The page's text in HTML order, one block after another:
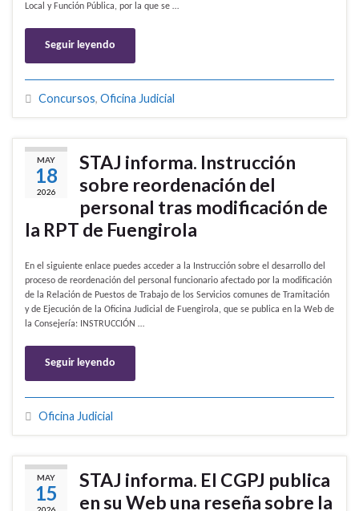
Local y Función Pública, por la que se …
Seguir leyendo
Concursos, Oficina Judicial
MAY
18
2026
STAJ informa. Instrucción
sobre reordenación del
personal tras modificación de
la RPT de Fuengirola
En el siguiente enlace puedes acceder a la Instrucción sobre el desarrollo del
proceso de reordenación del personal funcionario afectado por la modificación
de la Relación de Puestos de Trabajo de los Servicios comunes de Tramitación
y de Ejecución de la Oficina Judicial de Fuengirola, que se publica en la Web de
la Consejería: INSTRUCCIÓN …
Seguir leyendo
Oficina Judicial
MAY
15
STAJ informa. El CGPJ publica
en su Web una reseña sobre la